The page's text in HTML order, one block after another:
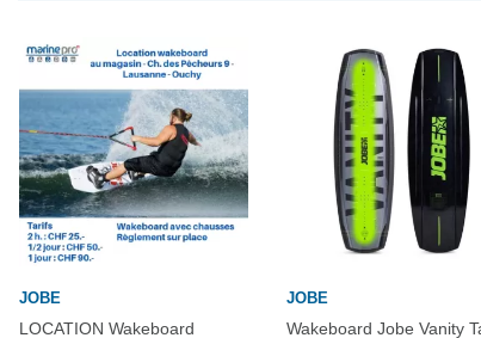
JOBE
LOCATION Wakeboard
JOBE
Wakeboard Jobe Vanity